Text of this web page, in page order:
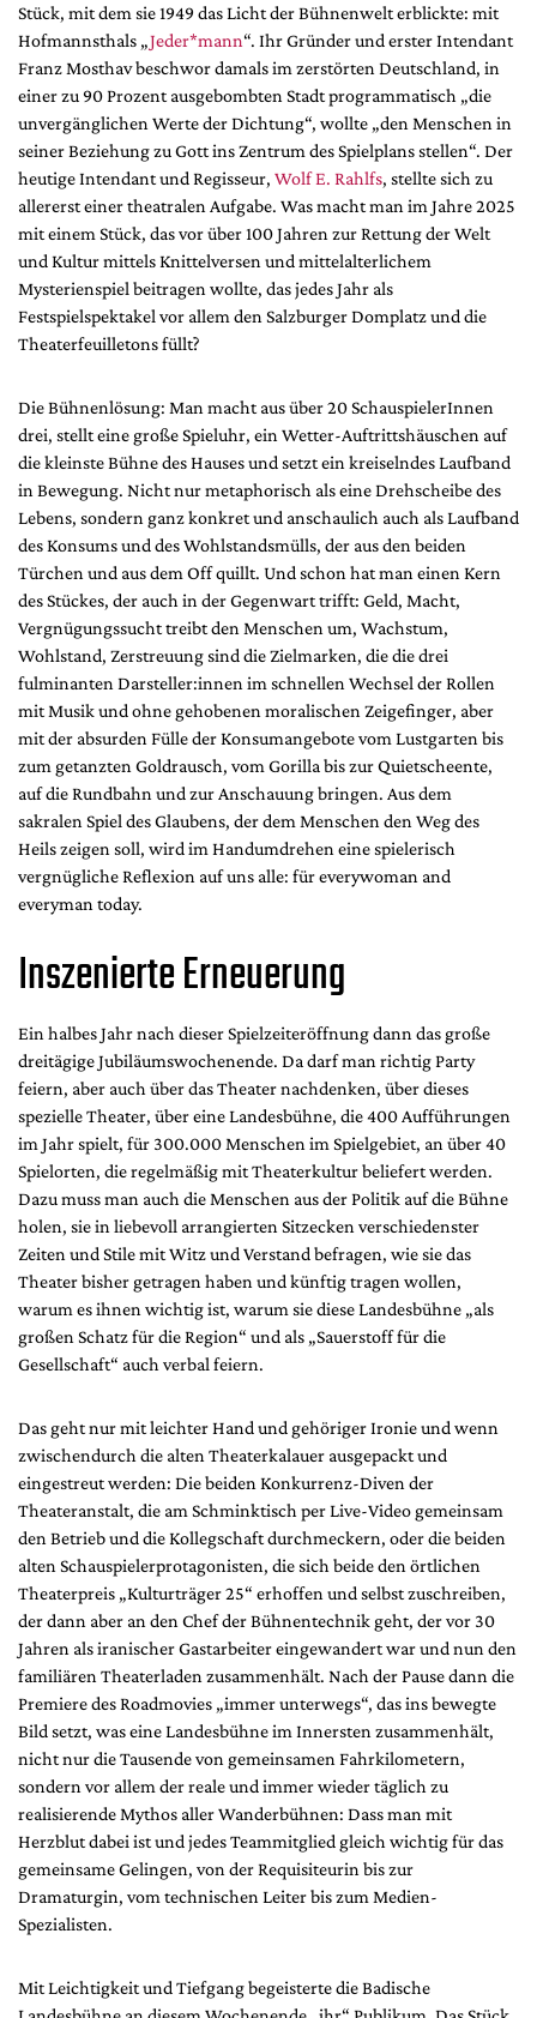
Stück, mit dem sie 1949 das Licht der Bühnenwelt erblickte: mit
Hofmannsthals „Jeder*mann“. Ihr Gründer und erster Intendant
Franz Mosthav beschwor damals im zerstörten Deutschland, in
einer zu 90 Prozent ausgebombten Stadt programmatisch „die
unvergänglichen Werte der Dichtung“, wollte „den Menschen in
seiner Beziehung zu Gott ins Zentrum des Spielplans stellen“. Der
heutige Intendant und Regisseur, Wolf E. Rahlfs, stellte sich zu
allererst einer theatralen Aufgabe. Was macht man im Jahre 2025
mit einem Stück, das vor über 100 Jahren zur Rettung der Welt
und Kultur mittels Knittelversen und mittelalterlichem
Mysterienspiel beitragen wollte, das jedes Jahr als
Festspielspektakel vor allem den Salzburger Domplatz und die
Theaterfeuilletons füllt?
Die Bühnenlösung: Man macht aus über 20 SchauspielerInnen
drei, stellt eine große Spieluhr, ein Wetter-Auftrittshäuschen auf
die kleinste Bühne des Hauses und setzt ein kreiselndes Laufband
in Bewegung. Nicht nur metaphorisch als eine Drehscheibe des
Lebens, sondern ganz konkret und anschaulich auch als Laufband
des Konsums und des Wohlstandsmülls, der aus den beiden
Türchen und aus dem Off quillt. Und schon hat man einen Kern
des Stückes, der auch in der Gegenwart trifft: Geld, Macht,
Vergnügungssucht treibt den Menschen um, Wachstum,
Wohlstand, Zerstreuung sind die Zielmarken, die die drei
fulminanten Darsteller:innen im schnellen Wechsel der Rollen
mit Musik und ohne gehobenen moralischen Zeigefinger, aber
mit der absurden Fülle der Konsumangebote vom Lustgarten bis
zum getanzten Goldrausch, vom Gorilla bis zur Quietscheente,
auf die Rundbahn und zur Anschauung bringen. Aus dem
sakralen Spiel des Glaubens, der dem Menschen den Weg des
Heils zeigen soll, wird im Handumdrehen eine spielerisch
vergnügliche Reflexion auf uns alle: für everywoman and
everyman today.
Inszenierte Erneuerung
Ein halbes Jahr nach dieser Spielzeiteröffnung dann das große
dreitägige Jubiläumswochenende. Da darf man richtig Party
feiern, aber auch über das Theater nachdenken, über dieses
spezielle Theater, über eine Landesbühne, die 400 Aufführungen
im Jahr spielt, für 300.000 Menschen im Spielgebiet, an über 40
Spielorten, die regelmäßig mit Theaterkultur beliefert werden.
Dazu muss man auch die Menschen aus der Politik auf die Bühne
holen, sie in liebevoll arrangierten Sitzecken verschiedenster
Zeiten und Stile mit Witz und Verstand befragen, wie sie das
Theater bisher getragen haben und künftig tragen wollen,
warum es ihnen wichtig ist, warum sie diese Landesbühne „als
großen Schatz für die Region“ und als „Sauerstoff für die
Gesellschaft“ auch verbal feiern.
Das geht nur mit leichter Hand und gehöriger Ironie und wenn
zwischendurch die alten Theaterkalauer ausgepackt und
eingestreut werden: Die beiden Konkurrenz-Diven der
Theateranstalt, die am Schminktisch per Live-Video gemeinsam
den Betrieb und die Kollegschaft durchmeckern, oder die beiden
alten Schauspielerprotagonisten, die sich beide den örtlichen
Theaterpreis „Kulturträger 25“ erhoffen und selbst zuschreiben,
der dann aber an den Chef der Bühnentechnik geht, der vor 30
Jahren als iranischer Gastarbeiter eingewandert war und nun den
familiären Theaterladen zusammenhält. Nach der Pause dann die
Premiere des Roadmovies „immer unterwegs“, das ins bewegte
Bild setzt, was eine Landesbühne im Innersten zusammenhält,
nicht nur die Tausende von gemeinsamen Fahrkilometern,
sondern vor allem der reale und immer wieder täglich zu
realisierende Mythos aller Wanderbühnen: Dass man mit
Herzblut dabei ist und jedes Teammitglied gleich wichtig für das
gemeinsame Gelingen, von der Requisiteurin bis zur
Dramaturgin, vom technischen Leiter bis zum Medien-
Spezialisten.
Mit Leichtigkeit und Tiefgang begeisterte die Badische